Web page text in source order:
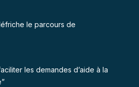
le parcours de
les demandes d’aide à la